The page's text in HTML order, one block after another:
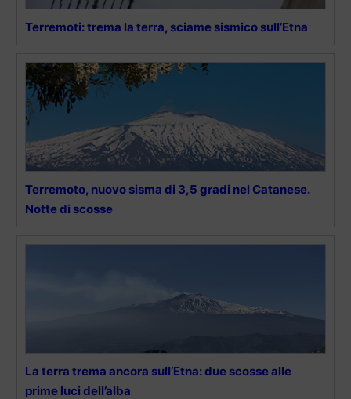
Terremoti: trema la terra, sciame sismico sull’Etna
Terremoto, nuovo sisma di 3,5 gradi nel Catanese.
Notte di scosse
La terra trema ancora sull’Etna: due scosse alle
prime luci dell’alba